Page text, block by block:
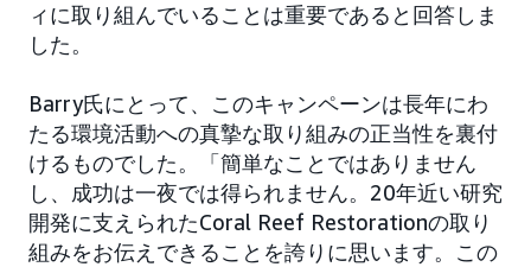
ィに取り組んでいることは重要であると回答しま
した。
Barry氏にとって、このキャンペーンは長年にわ
たる環境活動への真摯な取り組みの正当性を裏付
けるものでした。「簡単なことではありません
し、成功は一夜では得られません。20年近い研究
開発に支えられたCoral Reef Restorationの取り
組みをお伝えできることを誇りに思います。この